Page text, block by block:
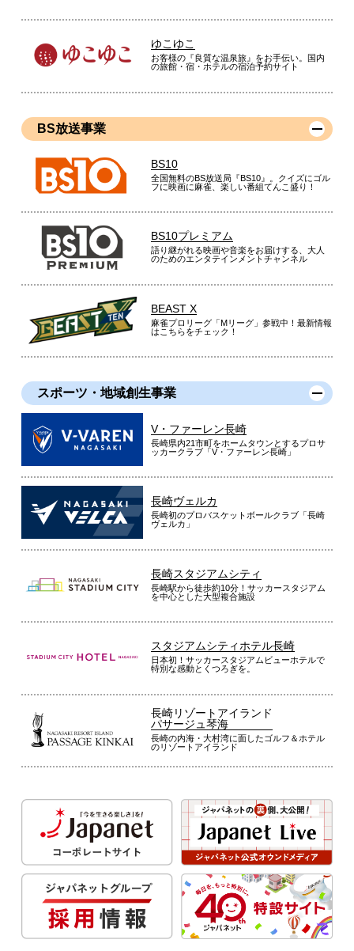
ゆこゆこ
お客様の『良質な温泉旅』をお手伝い。国内
の旅館・宿・ホテルの宿泊予約サイト
BS放送事業
BS10
全国無料のBS放送局『BS10』。クイズにゴル
フに映画に麻雀、楽しい番組てんこ盛り！
BS10プレミアム
語り継がれる映画や音楽をお届けする、大人
のためのエンタテインメントチャンネル
BEAST X
麻雀プロリーグ「Mリーグ」参戦中！最新情報
はこちらをチェック！
スポーツ・地域創生事業
V・ファーレン長崎
長崎県内21市町をホームタウンとするプロサ
ッカークラブ「V・ファーレン長崎」
長崎ヴェルカ
長崎初のプロバスケットボールクラブ「長崎
ヴェルカ」
長崎スタジアムシティ
長崎駅から徒歩約10分！サッカースタジアム
を中心とした大型複合施設
スタジアムシティホテル長崎
日本初！サッカースタジアムビューホテルで
特別な感動とくつろぎを。
長崎リゾートアイランド
パサージュ琴海
長崎の内海・大村湾に面したゴルフ＆ホテル
のリゾートアイランド